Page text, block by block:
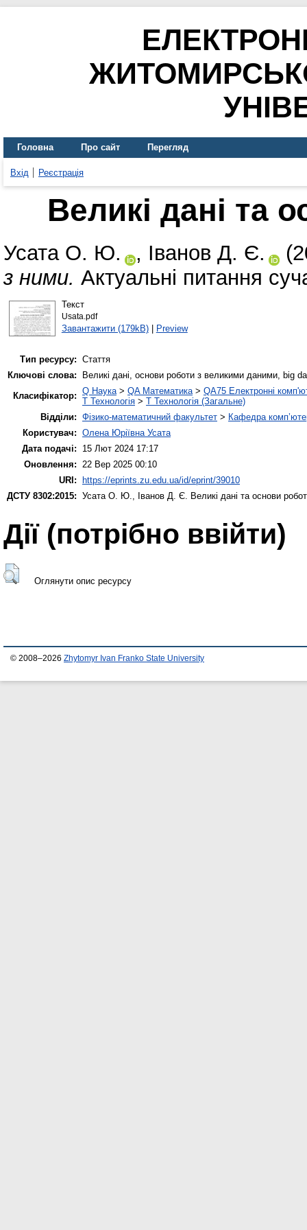
Головна Про сайт Перегляд
Вхід Реєстрація
Великі дані та
Усата О. Ю. , Іванов Д. Є.
з ними. Актуальні питання
Текст
Usata.pdf
Завантажити (179kB)| Preview
Тип ресурсу: Стаття
Ключові слова:
Великі дані, основи роботи з великими даними, big
Класифікатор: Q Наука> QA Математика> QA75 Електронні
T Технологія > T Технологія (Загальне)
Відділи: Фізико-математичний факультет > Кафедра
Користувач: Олена Юріївна Усата
Дата подачі:
15 Лют 2024 17:17
Оновлення: 22 Вер 2025 00:10
URI:
https://eprints.zu.edu.ua/id/eprint/39010
ДСТУ 8302:2015: Усата О. Ю., Іванов Д. Є. Великі дані та основи
Дії ​​(потрібно ввійти)
Оглянути опис ресурсу
© 2008–2026 Zhytomyr Ivan Franko State University